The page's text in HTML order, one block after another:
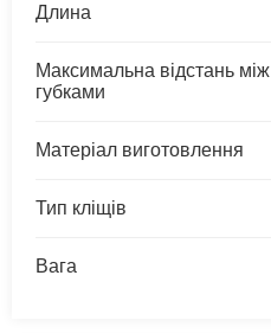
Длина
Максимальна відстань між
губками
Матеріал виготовлення
Тип кліщів
Вага